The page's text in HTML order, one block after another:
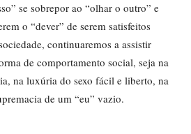
se sobrepor ao “olhar o outro” e
o “dever” de serem satisfeitos
continuaremos a assistir
de comportamento social, seja na
na luxúria do sexo fácil e liberto, na
de um “eu” vazio.